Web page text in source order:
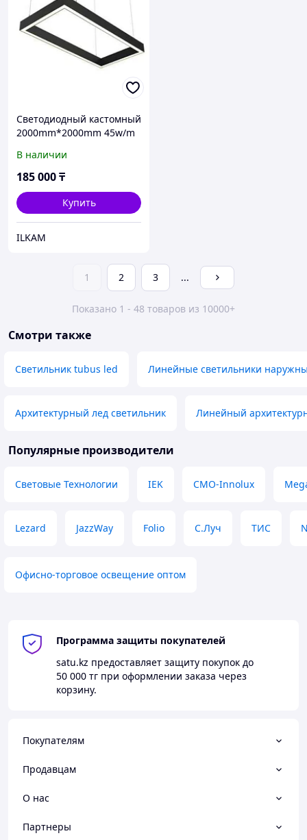
Cветодиодный кастомный
2000mm*2000mm 45w/m
квадратной формы
В наличии
185 000₸
Купить
ILKAM
1 2 3 ...
Показано 1 - 48 товаров из 10000+
Смотри также
Светильник tubus led Линейные светильники
Архитектурный лед светильник Линейный
Популярные производители
Световые Технологии IEK CMO-Innolux
Lezard JazzWay Folio С.Луч ТИС
Офисно-торговое освещение оптом
Программа защиты покупателей
satu.kz предоставляет защиту покупок до
50 000 тг при оформлении заказа через
корзину.
Покупателям
Продавцам
О нас
Партнеры